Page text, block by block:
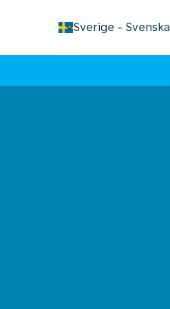
Sverige - Svenska
keyboard_arrow_down